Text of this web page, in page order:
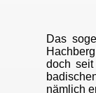
Das
doch seit
nämlich